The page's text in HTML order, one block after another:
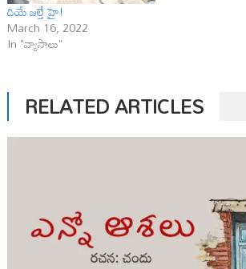
దియే జల్తే హై!
March 16, 2022
In "వ్యాసాలు"
RELATED ARTICLES